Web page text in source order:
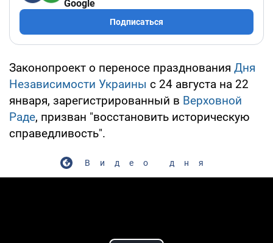
Google
Подписаться
Законопроект о переносе празднования Дня
Независимости Украины с 24 августа на 22
января, зарегистрированный в Верховной
Раде, призван "восстановить историческую
справедливость".
Видео дня